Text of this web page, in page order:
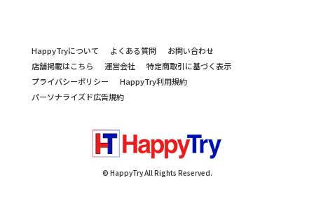
HappyTryについて よくある質問
お問い合わせ
店舗掲載はこちら
運営会社
特定商取引に基づく表示
プライバシーポリシー
HappyTry利用規約
パーソナライズド広告規約
© HappyTry All Rights Reserved.